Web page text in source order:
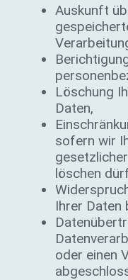
Auskunft
Löschung
Daten,
sofern wir
löschen
Ihrer Daten
oder einen